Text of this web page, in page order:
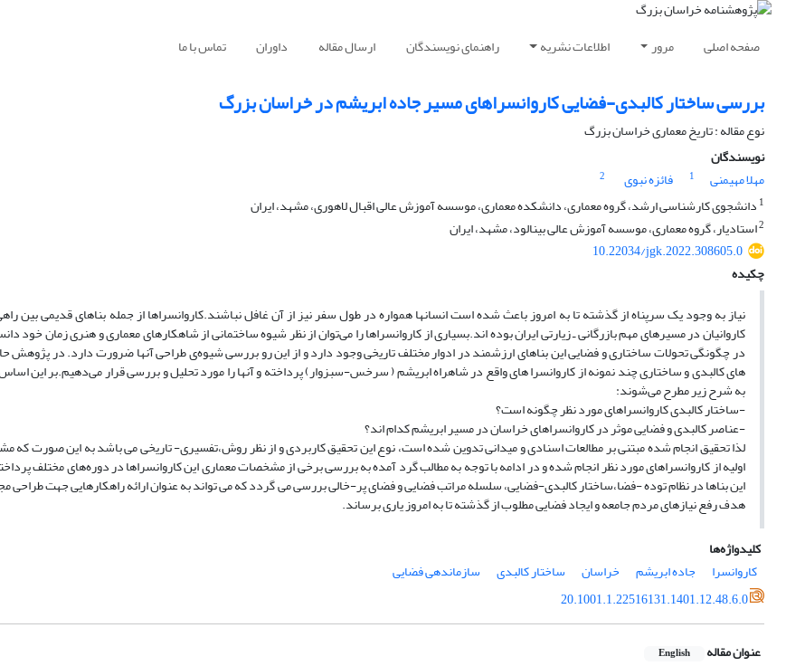
صفحه اصلی مرور اطلاعات نشریه راهنمای نویسندگان ارسال مقاله داوران تماس با ما
بررسی ساختار کالبدی-فضایی کاروانسراهای مسیر جاده ابریشم در خراسان بزرگ
نوع مقاله : تاریخ معماری خراسان بزرگ
نویسندگان
مهلا مهیمنی
1 فائزه نبوی
2
1 دانشجوی کارشناسی ارشد، گروه معماری، دانشکده معماری، موسسه آموزش عالی اقبال لاهوری، مشهد، ایران
2استادیار، گروه معماری، موسسه آموزش عالی بینالود، مشهد، ایران
10.22034/jgk.2022.308605.0
چکیده
نیاز به وجود یک سرپناه از گذشته تا به امروز باعث شده است انسانها همواره در طول سفر نیز از آن غافل نباشند.کاروانسراها از جمله بناهای قدیمی بین
کاروانیان در مسیرهای مهم بازرگانی ـ زیارتی ایران بوده اند.بسیاری از کاروانسراها را می‌توان از نظر شیوه ساختمانی از شاهکارهای معماری و هنری زمان خود
در چگونگی تحولات ساختاری و فضایی این بناهای ارزشمند در ادوار مختلف تاریخی وجود دارد و از این رو بررسی شیوه‌ی‌‌ طراحی آنها ضرورت دارد. در پژوهش
های کالبدی و ساختاری چند نمونه از کاروانسرا های واقع در شاهراه ابریشم ( سرخس-سبزوار) پرداخته و آنها را مورد تحلیل و بررسی قرار می‌دهیم.بر این
به شرح زیر مطرح می‌شوند:
-ساختار کالبدی کاروانسراهای مورد نظر چگونه است؟
-عناصر کالبدی و فضایی موثر در کاروانسرا‌های خراسان در مسیر ابریشم کدام اند؟
لذا تحقیق انجام شده مبتنی بر مطالعات اسنادی و میدانی تدوین شده است، نوع این تحقیق کاربردی و از نظر روش،تفسیری- تاریخی می باشد به این صورت که
اولیه از کاروانسراهای مورد نظر انجام شده و در ادامه با توجه به مطالب گرد‌‌ آمده به بررسی برخی از مشخصات معماری این کاروانسراها در دوره‌های مختلف
این بناها در نظام توده -فضا،ساختار کالبدی-فضایی، سلسله مراتب فضایی و فضای پر-خالی بررسی می گردد که می تواند به عنوان ارائه راهکارهایی جهت طراحی
هدف رفع نیازهای مردم جامعه و ایجاد فضایی مطلوب از گذشته تا به امروز یاری برساند.
کلیدواژه‌ها
کاروانسرا
جاده ابریشم خراسان ساختار کالبدی
سازماندهی فضایی
20.1001.1.22516131.1401.12.48.6.0
عنوان مقاله English